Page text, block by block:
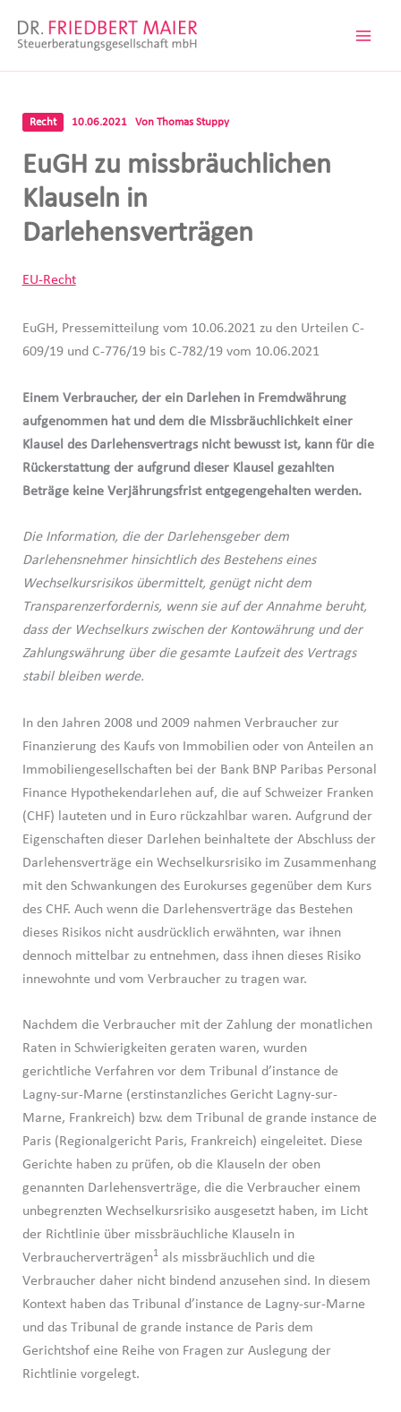
Inhalt
Recht 10.06.2021 Von Thomas Stuppy
EuGH zu missbräuchlichen
Klauseln in
Darlehensverträgen
EU-Recht
EuGH, Pressemitteilung vom 10.06.2021 zu den Urteilen C-
609/19 und C-776/19 bis C-782/19 vom 10.06.2021
Einem Verbraucher, der ein Darlehen in Fremdwährung
aufgenommen hat und dem die Missbräuchlichkeit einer
Klausel des Darlehensvertrags nicht bewusst ist, kann für die
Rückerstattung der aufgrund dieser Klausel gezahlten
Beträge keine Verjährungsfrist entgegengehalten werden.
Die Information, die der Darlehensgeber dem
Darlehensnehmer hinsichtlich des Bestehens eines
Wechselkursrisikos übermittelt, genügt nicht dem
Transparenzerfordernis, wenn sie auf der Annahme beruht,
dass der Wechselkurs zwischen der Kontowährung und der
Zahlungswährung über die gesamte Laufzeit des Vertrags
stabil bleiben werde.
In den Jahren 2008 und 2009 nahmen Verbraucher zur
Finanzierung des Kaufs von Immobilien oder von Anteilen an
Immobiliengesellschaften bei der Bank BNP Paribas Personal
Finance Hypothekendarlehen auf, die auf Schweizer Franken
(CHF) lauteten und in Euro rückzahlbar waren. Aufgrund der
Eigenschaften dieser Darlehen beinhaltete der Abschluss der
Darlehensverträge ein Wechselkursrisiko im Zusammenhang
mit den Schwankungen des Eurokurses gegenüber dem Kurs
des CHF. Auch wenn die Darlehensverträge das Bestehen
dieses Risikos nicht ausdrücklich erwähnten, war ihnen
dennoch mittelbar zu entnehmen, dass ihnen dieses Risiko
innewohnte und vom Verbraucher zu tragen war.
Nachdem die Verbraucher mit der Zahlung der monatlichen
Raten in Schwierigkeiten geraten waren, wurden
gerichtliche Verfahren vor dem Tribunal d’instance de
Lagny-sur-Marne (erstinstanzliches Gericht Lagny-sur-
Marne, Frankreich) bzw. dem Tribunal de grande instance de
Paris (Regionalgericht Paris, Frankreich) eingeleitet. Diese
Gerichte haben zu prüfen, ob die Klauseln der oben
genannten Darlehensverträge, die die Verbraucher einem
unbegrenzten Wechselkursrisiko ausgesetzt haben, im Licht
der Richtlinie über missbräuchliche Klauseln in
Verbraucherverträgen1als missbräuchlich und die
Verbraucher daher nicht bindend anzusehen sind. In diesem
Kontext haben das Tribunal d’instance de Lagny-sur-Marne
und das Tribunal de grande instance de Paris dem
Gerichtshof eine Reihe von Fragen zur Auslegung der
Richtlinie vorgelegt.